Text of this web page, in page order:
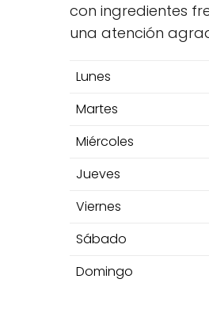
con ingredientes
una atención
Lunes
Martes
Miércoles
Jueves
Viernes
Sábado
Domingo